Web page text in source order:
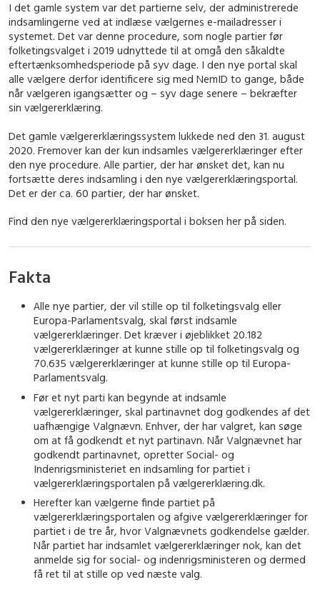
I det gamle system var det partierne selv, der administrerede
indsamlingerne ved at indlæse vælgernes e-mailadresser i
systemet. Det var denne procedure, som nogle partier før
folketingsvalget i 2019 udnyttede til at omgå den såkaldte
eftertænksomhedsperiode på syv dage. I den nye portal skal
alle vælgere derfor identificere sig med NemID to gange, både
når vælgeren igangsætter og – syv dage senere – bekræfter
sin vælgererklæring.
Det gamle vælgererklæringssystem lukkede ned den 31. august
2020. Fremover kan der kun indsamles vælgererklæringer efter
den nye procedure. Alle partier, der har ønsket det, kan nu
fortsætte deres indsamling i den nye vælgererklæringsportal.
Det er der ca. 60 partier, der har ønsket.
Find den nye vælgererklæringsportal i boksen her på siden.
Fakta
Alle nye partier, der vil stille op til folketingsvalg eller
Europa-Parlamentsvalg, skal først indsamle
vælgererklæringer. Det kræver i øjeblikket 20.182
vælgererklæringer at kunne stille op til folketingsvalg og
70.635 vælgererklæringer at kunne stille op til Europa-
Parlamentsvalg.
Før et nyt parti kan begynde at indsamle
vælgererklæringer, skal partinavnet dog godkendes af det
uafhængige Valgnævn. Enhver, der har valgret, kan søge
om at få godkendt et nyt partinavn. Når Valgnævnet har
godkendt partinavnet, opretter Social- og
Indenrigsministeriet en indsamling for partiet i
vælgererklæringsportalen på vælgererklæring.dk.
Herefter kan vælgerne finde partiet på
vælgererklæringsportalen og afgive vælgererklæringer for
partiet i de tre år, hvor Valgnævnets godkendelse gælder.
Når partiet har indsamlet vælgererklæringer nok, kan det
anmelde sig for social- og indenrigsministeren og dermed
få ret til at stille op ved næste valg.